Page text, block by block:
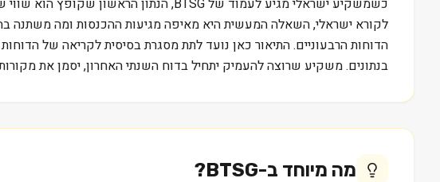
לקורא ישראלי, השאלה המעשית היא מאיפה מגיעות ההכנסות ומה משתנה
בנתונים. משקיע שרוצה להעמיק יתחיל בדוח השנתי האחרון, יסמן את
מה מיוחד ב-BTSG
?